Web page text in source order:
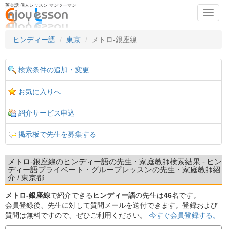
英会話 個人レッスン マンツーマン
ヒンディー語
東京 メトロ-銀座線
検索条件の追加・変更
お気に入りへ
紹介サービス申込
掲示板で先生を募集する
メトロ-銀座線のヒンディー語の先生・家庭教師検索結果 - ヒン
ディー語プライベート・グループレッスンの先生・家庭教師紹
介 / 東京都
メトロ-銀座線で紹介できる ヒンディー語の先生は46名です。
会員登録後、先生に対して質問メールを送付できます。登録および
質問は無料ですので、ぜひご利用ください。 今すぐ会員登録する。